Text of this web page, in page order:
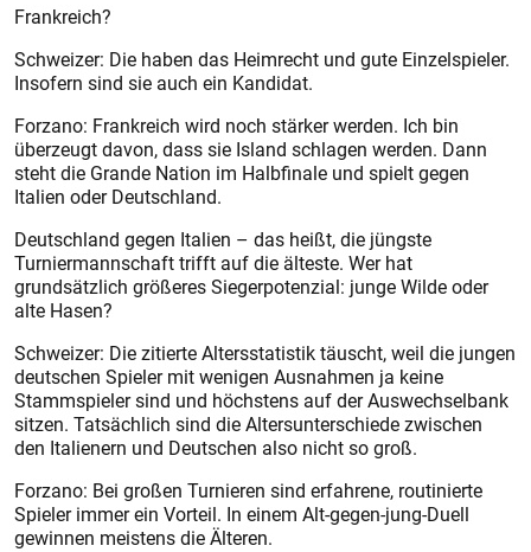
Frankreich?
Schweizer: Die haben das Heimrecht und gute Einzelspieler.
Insofern sind sie auch ein Kandidat.
Forzano: Frankreich wird noch stärker werden. Ich bin
überzeugt davon, dass sie Island schlagen werden. Dann
steht die Grande Nation im Halbfinale und spielt gegen
Italien oder Deutschland.
Deutschland gegen Italien – das heißt, die jüngste
Turniermannschaft trifft auf die älteste. Wer hat
grundsätzlich größeres Siegerpotenzial: junge Wilde oder
alte Hasen?
Schweizer: Die zitierte Altersstatistik täuscht, weil die jungen
deutschen Spieler mit wenigen Ausnahmen ja keine
Stammspieler sind und höchstens auf der Auswechselbank
sitzen. Tatsächlich sind die Altersunterschiede zwischen
den Italienern und Deutschen also nicht so groß.
Forzano: Bei großen Turnieren sind erfahrene, routinierte
Spieler immer ein Vorteil. In einem Alt-gegen-jung-Duell
gewinnen meistens die Älteren.